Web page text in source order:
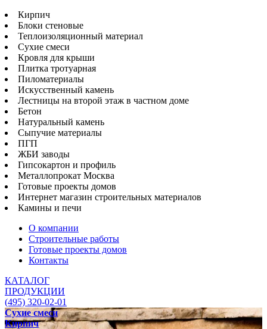
Кирпич
Блоки стеновые
Теплоизоляционный материал
Сухие смеси
Кровля для крыши
Плитка тротуарная
Пиломатериалы
Искусственный камень
Лестницы на второй этаж в частном доме
Бетон
Натуральный камень
Сыпучие материалы
ПГП
ЖБИ заводы
Гипсокартон и профиль
Металлопрокат Москва
Готовые проекты домов
Интернет магазин строительных материалов
Камины и печи
О компании
Строительные работы
Готовые проекты домов
Контакты
КАТАЛОГ
ПРОДУКЦИИ
(495) 320-02-01
Сухие смеси
Кирпич